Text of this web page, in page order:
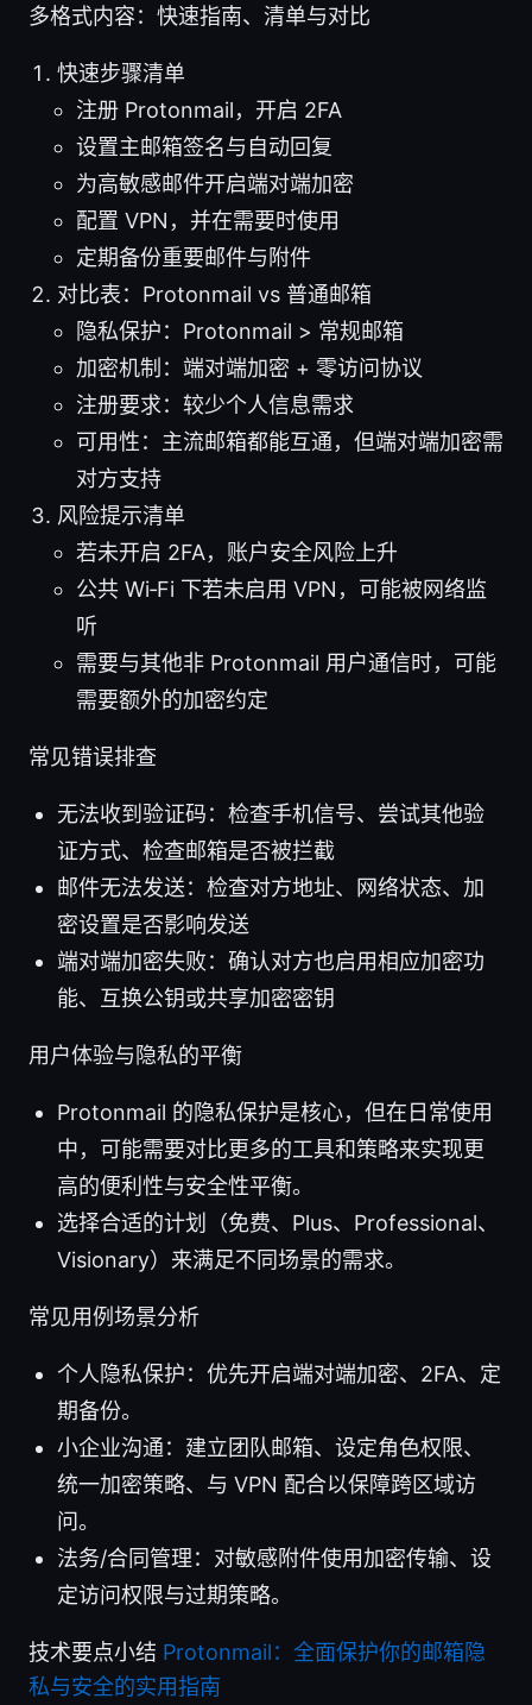
多格式内容：快速指南、清单与对比
快速步骤清单
注册 Protonmail，开启 2FA
设置主邮箱签名与自动回复
为高敏感邮件开启端对端加密
配置 VPN，并在需要时使用
定期备份重要邮件与附件
对比表：Protonmail vs 普通邮箱
隐私保护：Protonmail > 常规邮箱
加密机制：端对端加密 + 零访问协议
注册要求：较少个人信息需求
可用性：主流邮箱都能互通，但端对端加密需
对方支持
风险提示清单
若未开启 2FA，账户安全风险上升
公共 Wi‑Fi 下若未启用 VPN，可能被网络监
听
需要与其他非 Protonmail 用户通信时，可能
需要额外的加密约定
常见错误排查
无法收到验证码：检查手机信号、尝试其他验
证方式、检查邮箱是否被拦截
邮件无法发送：检查对方地址、网络状态、加
密设置是否影响发送
端对端加密失败：确认对方也启用相应加密功
能、互换公钥或共享加密密钥
用户体验与隐私的平衡
Protonmail 的隐私保护是核心，但在日常使用
中，可能需要对比更多的工具和策略来实现更
高的便利性与安全性平衡。
选择合适的计划（免费、Plus、Professional、
Visionary）来满足不同场景的需求。
常见用例场景分析
个人隐私保护：优先开启端对端加密、2FA、定
期备份。
小企业沟通：建立团队邮箱、设定角色权限、
统一加密策略、与 VPN 配合以保障跨区域访
问。
法务/合同管理：对敏感附件使用加密传输、设
定访问权限与过期策略。
技术要点小结 Protonmail：全面保护你的邮箱隐
私与安全的实用指南